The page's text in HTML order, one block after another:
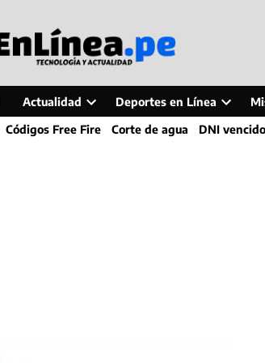
Actualidad
Open
dropdown
Deportes en Línea
Open
dropdown
Códigos Free Fire Corte de agua DNI vencido